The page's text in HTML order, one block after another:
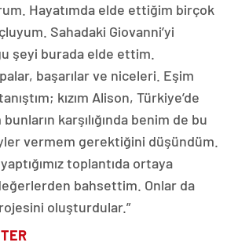
Hayatımda elde ettiğim birçok
Sahadaki Giovanni’yi
şeyi burada elde ettim.
başarılar ve niceleri. Eşim
kızım Alison, Türkiye’de
karşılığında benim de bu
vermem gerektiğini düşündüm.
toplantıda ortaya
bahsettim. Onlar da
oluşturdular.”